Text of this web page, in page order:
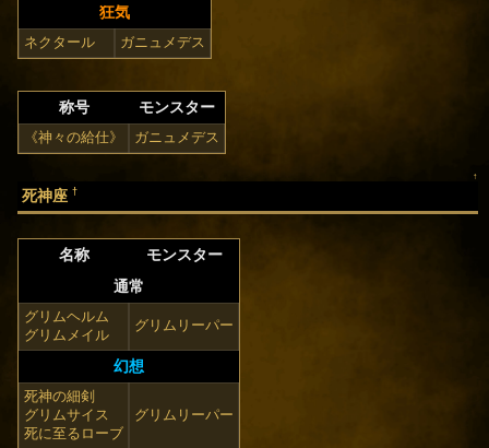
狂気
ネクタール ガニュメデス
称号 モンスター
《神々の給仕》 ガニュメデス
↑
死神座 †
名称
モンスター
通常
グリムヘルム
グリムメイル
グリムリーパー
幻想
死神の細剣
グリムサイス
死に至るローブ
グリムリーパー